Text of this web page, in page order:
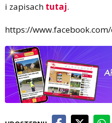
i zapisach tutaj.
https://